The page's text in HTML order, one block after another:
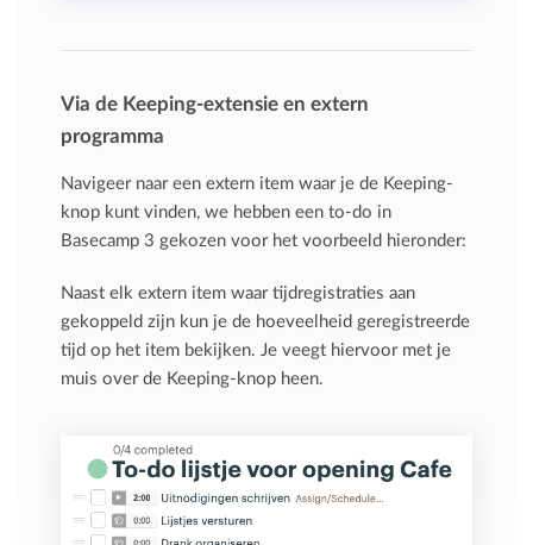
Via de Keeping-extensie en extern
programma
Navigeer naar een extern item waar je de Keeping-
knop kunt vinden, we hebben een to-do in
Basecamp 3 gekozen voor het voorbeeld hieronder:
Naast elk extern item waar tijdregistraties aan
gekoppeld zijn kun je de hoeveelheid geregistreerde
tijd op het item bekijken. Je veegt hiervoor met je
muis over de Keeping-knop heen.